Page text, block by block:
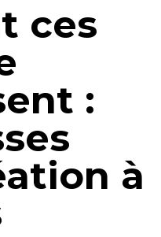
ces
:
à